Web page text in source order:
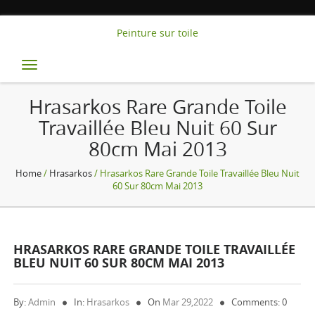
Peinture sur toile
Toggle
navigation
Hrasarkos Rare Grande Toile
Travaillée Bleu Nuit 60 Sur
80cm Mai 2013
Home/ Hrasarkos/ Hrasarkos Rare Grande Toile Travaillée Bleu Nuit
60 Sur 80cm Mai 2013
HRASARKOS RARE GRANDE TOILE TRAVAILLÉE
BLEU NUIT 60 SUR 80CM MAI 2013
By:Admin In: Hrasarkos On Mar 29,2022
Comments: 0